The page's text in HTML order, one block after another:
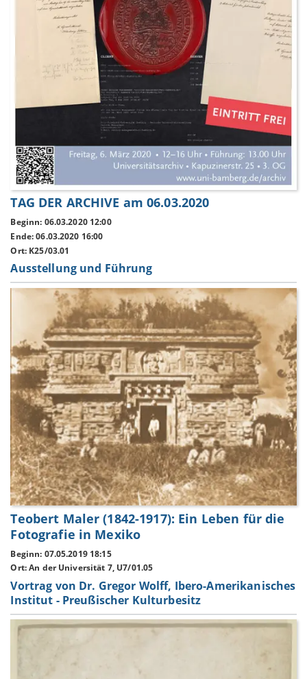
TAG DER ARCHIVE am 06.03.2020
Beginn: 06.03.2020 12:00
Ende: 06.03.2020 16:00
Ort: K25/03.01
Ausstellung und Führung
Teobert Maler (1842-1917): Ein Leben für die
Fotografie in Mexiko
Beginn: 07.05.2019 18:15
Ort: An der Universität 7, U7/01.05
Vortrag von Dr. Gregor Wolff, Ibero-Amerikanisches
Institut - Preußischer Kulturbesitz